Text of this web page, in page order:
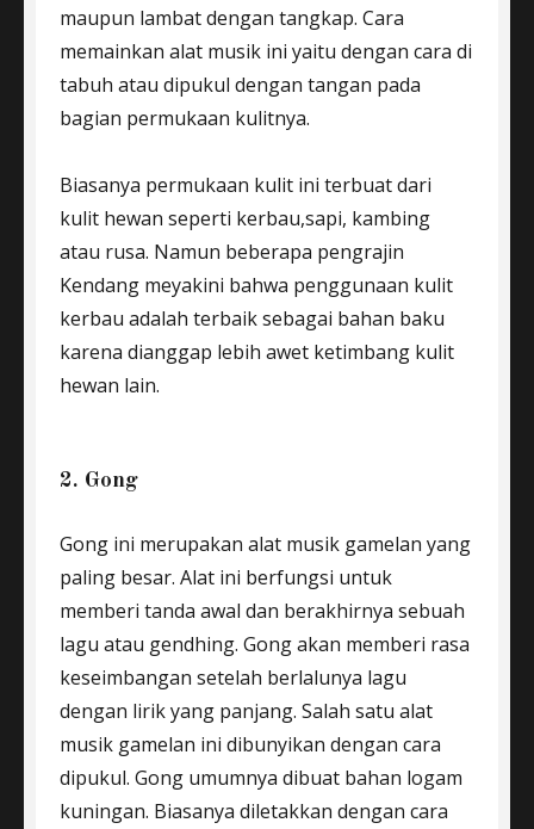
maupun lambat dengan tangkap. Cara
memainkan alat musik ini yaitu dengan cara di
tabuh atau dipukul dengan tangan pada
bagian permukaan kulitnya.
Biasanya permukaan kulit ini terbuat dari
kulit hewan seperti kerbau,sapi, kambing
atau rusa. Namun beberapa pengrajin
Kendang meyakini bahwa penggunaan kulit
kerbau adalah terbaik sebagai bahan baku
karena dianggap lebih awet ketimbang kulit
hewan lain.
2. Gong
Gong ini merupakan alat musik gamelan yang
paling besar. Alat ini berfungsi untuk
memberi tanda awal dan berakhirnya sebuah
lagu atau gendhing. Gong akan memberi rasa
keseimbangan setelah berlalunya lagu
dengan lirik yang panjang. Salah satu alat
musik gamelan ini dibunyikan dengan cara
dipukul. Gong umumnya dibuat bahan logam
kuningan. Biasanya diletakkan dengan cara